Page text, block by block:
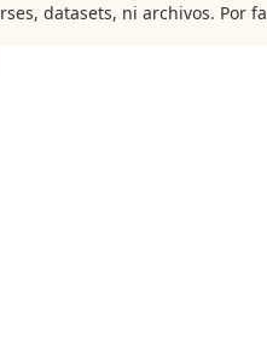
datasets, ni archivos. Por